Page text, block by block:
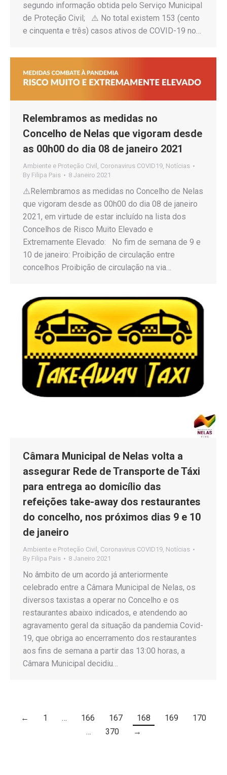
segundo informação obtida pelo Serviço Municipal
de Proteção Civil; ⚠️ No total existem 153 (cento
e cinquenta e três) casos ativos de COVID-19 no…
Relembramos as medidas no
Concelho de Nelas que vigoram desde
as 00h00 do dia 08 de janeiro 2021
Ambiente e Proteção Civil , Coronavirus COVID19, Notícias
By Filipa Pais 8 Janeiro 2021
⚠️Relembramos as medidas no Concelho de Nelas
que vigoram desde as 00h00 do dia 08 de janeiro
2021, em virtude de estar incluído na lista dos
Concelhos de Risco Muito Elevado e
Extremamente Elevado: No fim de semana de 9 e
10 de janeiro: Proibição de circulação entre
concelhos Proibição de circulação na via…
Câmara Municipal de Nelas volta a
assegurar Rede de Transporte de Táxi
para entrega ao domicílio das
refeições take-away dos restaurantes
do concelho, nos próximos dias 9 e 10
de janeiro
Ambiente e Proteção Civil , Coronavirus COVID19, Notícias
By Filipa Pais 8 Janeiro 2021
No âmbito de um acordo já anteriormente
celebrado entre a Câmara Municipal de Nelas, os
diversos taxistas a operar no Concelho e os
restaurantes abaixo indicados, e atendendo ao
agravamento geral da situação da pandemia Covid-
19, que obriga ao encerramento dos restaurantes
aos fins de semana a partir das 13:00 horas, a
Câmara Municipal decidiu…
← 1 … 166 167 168 169
170
…
370 →